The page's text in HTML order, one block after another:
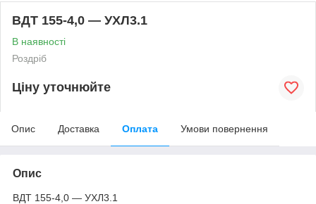
ВДТ 155-4,0 — УХЛ3.1
В наявності
Роздріб
Ціну уточнюйте
Опис Доставка Оплата Умови повернення
Опис
ВДТ 155-4,0 — УХЛ3.1